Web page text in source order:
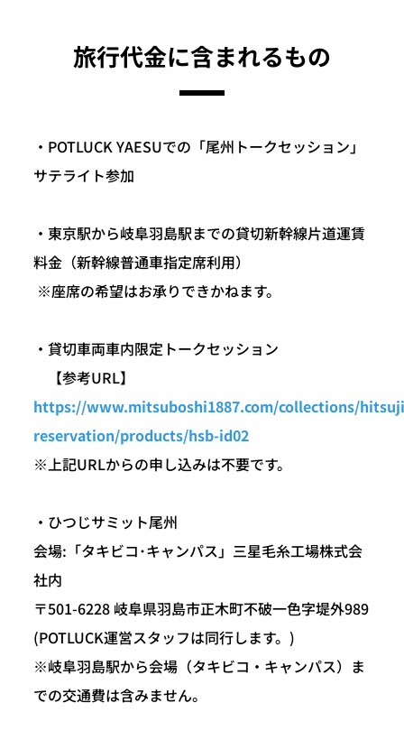
旅行代金に含まれるもの
・POTLUCK YAESUでの「尾州トークセッション」
サテライト参加
・東京駅から岐阜羽島駅までの貸切新幹線片道運賃
料金（新幹線普通車指定席利用）
※座席の希望はお承りできかねます。
・貸切車両車内限定トークセッション
【参考URL】
https://www.mitsuboshi1887.com/collections/
reservation/products/hsb-id02
※上記URLからの申し込みは不要です。
・ひつじサミット尾州
会場:「タキビコ･キャンパス」三星毛糸工場株式会
社内
〒501-6228 岐阜県羽島市正木町不破一色字堤外989
(POTLUCK運営スタッフは同行します。)
※岐阜羽島駅から会場（タキビコ・キャンパス）ま
での交通費は含みません。